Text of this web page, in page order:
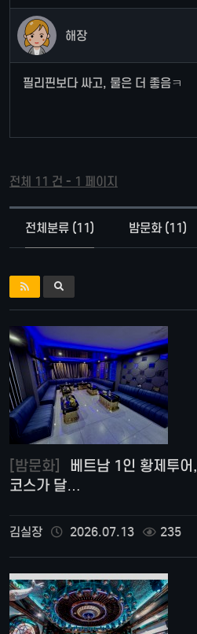
해장
필리핀보다 싸고, 물은 더 좋음ㅋ
전체 11 건 - 1 페이지
전체분류 (11) 밤문화 (11)
[밤문화]
코스가 달…
김실장 2026.07.13 235